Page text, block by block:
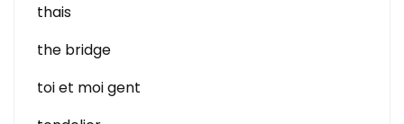
thais
the bridge
toi et moi gent